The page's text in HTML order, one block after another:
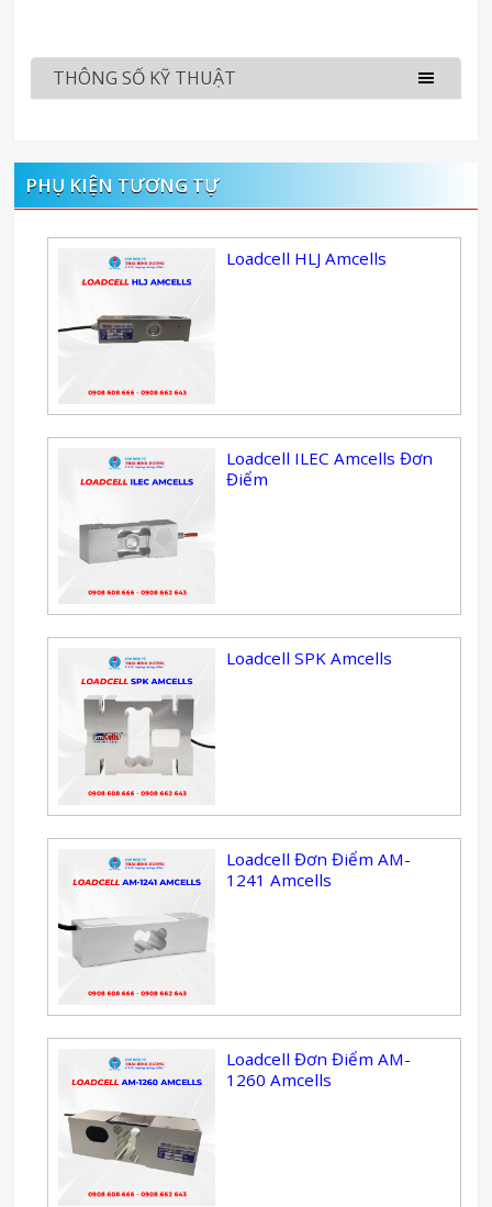
THÔNG SỐ KỸ THUẬT
PHỤ KIỆN TƯƠNG TỰ
Loadcell HLJ Amcells
Loadcell ILEC Amcells Đơn
Điểm
Loadcell SPK Amcells
Loadcell Đơn Điểm AM-
1241 Amcells
Loadcell Đơn Điểm AM-
1260 Amcells